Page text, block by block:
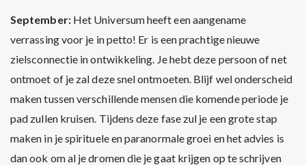
September: Het Universum heeft een aangename
verrassing voor je in petto! Er is een prachtige nieuwe
zielsconnectie in ontwikkeling. Je hebt deze persoon of net
ontmoet of je zal deze snel ontmoeten. Blijf wel onderscheid
maken tussen verschillende mensen die komende periode je
pad zullen kruisen. Tijdens deze fase zul je een grote stap
maken in je spirituele en paranormale groei en het advies is
dan ook om al je dromen die je gaat krijgen op te schrijven